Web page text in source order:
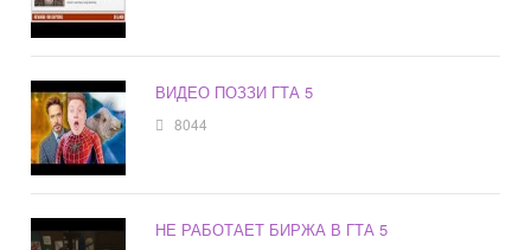
ВИДЕО ПОЗЗИ ГТА 5
8044
НЕ РАБОТАЕТ БИРЖА В ГТА 5